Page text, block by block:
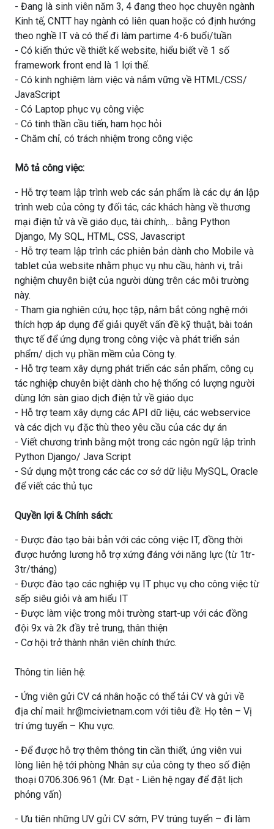
- Đang là sinh viên năm 3, 4 đang theo học chuyên ngành
Kinh tế, CNTT hay ngành có liên quan hoặc có định hướng
theo nghề IT và có thể đi làm partime 4-6 buổi/tuần
- Có kiến thức về thiết kế website, hiểu biết về 1 số
framework front end là 1 lợi thế.
- Có kinh nghiệm làm việc và nắm vững về HTML/CSS/
JavaScript
- Có Laptop phục vụ công việc
- Có tinh thần cầu tiến, ham học hỏi
- Chăm chỉ, có trách nhiệm trong công việc
Mô tả công việc:
- Hỗ trợ team lập trình web các sản phẩm là các dự án lập
trình web của công ty đối tác, các khách hàng về thương
mại điện tử và về giáo dục, tài chính,… bằng Python
Django, My SQL, HTML, CSS, Javascript
- Hỗ trợ team lập trình các phiên bản dành cho Mobile và
tablet của website nhằm phục vụ nhu cầu, hành vi, trải
nghiệm chuyên biệt của người dùng trên các môi trường
này.
- Tham gia nghiên cứu, học tập, nắm bắt công nghệ mới
thích hợp áp dụng để giải quyết vấn đề kỹ thuật, bài toán
thực tế để ứng dụng trong công việc và phát triển sản
phẩm/ dịch vụ phần mềm của Công ty.
- Hỗ trợ team xây dựng phát triển các sản phẩm, công cụ
tác nghiệp chuyên biệt dành cho hệ thống có lượng người
dùng lớn sàn giao dịch điện tử về giáo dục
- Hỗ trợ team xây dựng các API dữ liệu, các webservice
và các dịch vụ đặc thù theo yêu cầu của các dự án
- Viết chương trình bằng một trong các ngôn ngữ lập trình
Python Django/ Java Script
- Sử dụng một trong các các cơ sở dữ liệu MySQL, Oracle
để viết các thủ tục
Quyền lợi & Chính sách:
- Được đào tạo bài bản với các công việc IT, đồng thời
được hưởng lương hỗ trợ xứng đáng với năng lực (từ 1tr-
3tr/tháng)
- Được đào tạo các nghiệp vụ IT phục vụ cho công việc từ
sếp siêu giỏi và am hiểu IT
- Được làm việc trong môi trường start-up với các đồng
đội 9x và 2k đầy trẻ trung, thân thiện
- Cơ hội trở thành nhân viên chính thức.
Thông tin liên hệ:
- Ứng viên gửi CV cá nhân hoặc có thể tải CV và gửi về
địa chỉ mail: hr@mcivietnam.com với tiêu đề: Họ tên – Vị
trí ứng tuyển – Khu vực.
- Để được hỗ trợ thêm thông tin cần thiết, ứng viên vui
lòng liên hệ tới phòng Nhân sự của công ty theo số điện
thoại 0706.306.961 (Mr. Đạt - Liên hệ ngay để đặt lịch
phỏng vấn)
- Ưu tiên những UV gửi CV sớm, PV trúng tuyển – đi làm